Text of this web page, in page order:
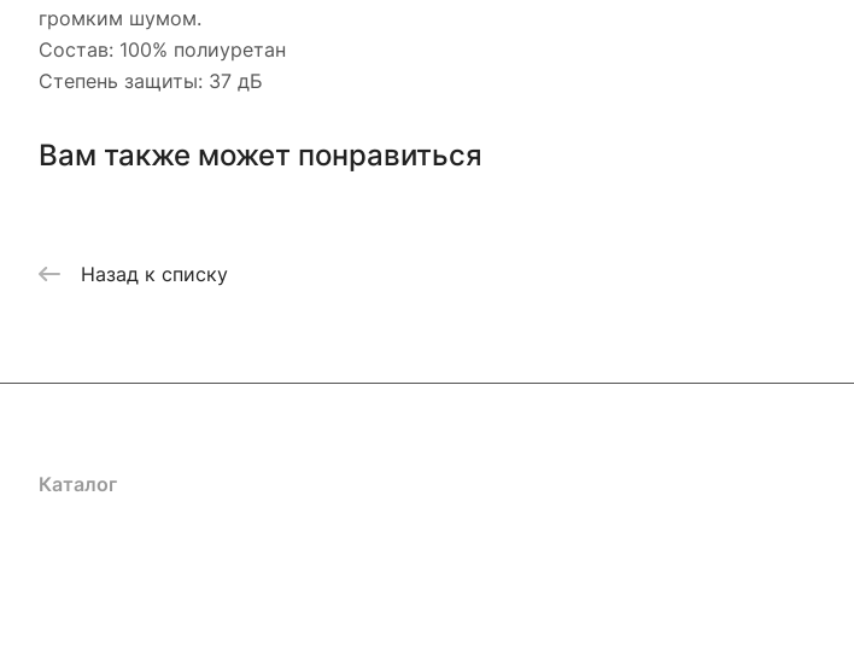
громким шумом.
Состав: 100% полиуретан
Степень защиты: 37 дБ
Вам также может понравиться
Назад к списку
Каталог